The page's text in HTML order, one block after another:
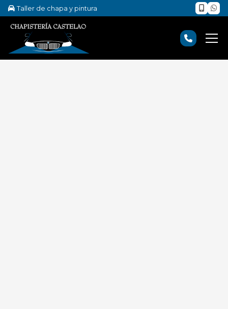
Taller de chapa y pintura